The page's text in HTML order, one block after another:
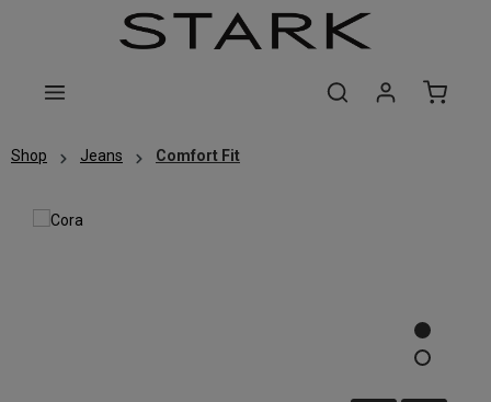
Zum Hauptinhalt springen
Shop Jeans Comfort Fit